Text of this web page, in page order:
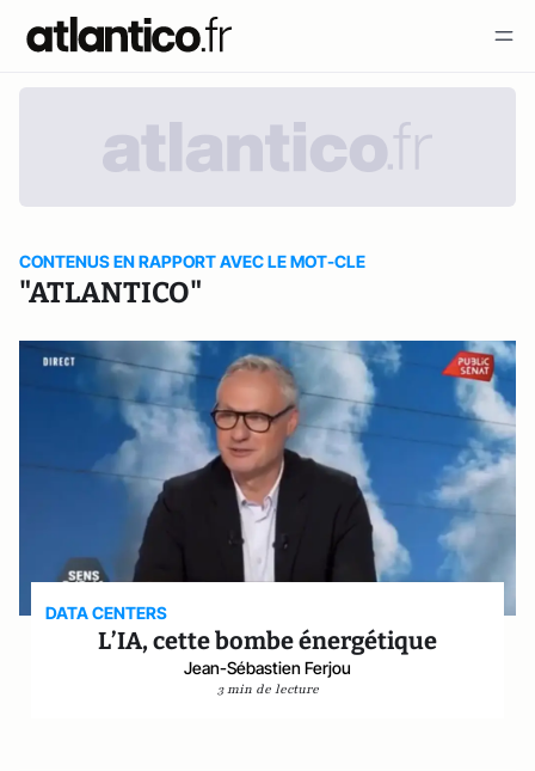
CONTENUS EN RAPPORT AVEC LE MOT-CLE
"ATLANTICO"
DATA CENTERS
L’IA, cette bombe énergétique
Jean-Sébastien Ferjou
3 min de lecture